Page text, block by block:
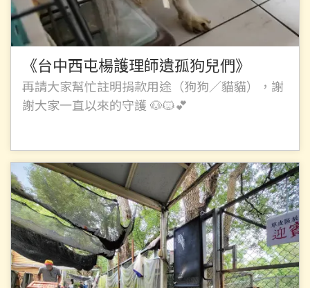
《台中西屯楊護理師遺孤狗兒們》
再請大家幫忙註明捐款用途（狗狗／貓貓），謝
謝大家一直以來的守護 🐶🐱💕